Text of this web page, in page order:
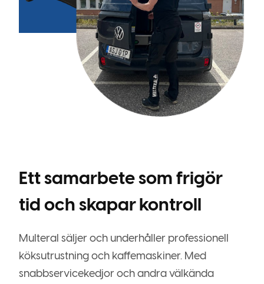
Ett samarbete som frigör
tid och skapar kontroll
Multeral säljer och underhåller professionell
köksutrustning och kaffemaskiner. Med
snabbservicekedjor och andra välkända